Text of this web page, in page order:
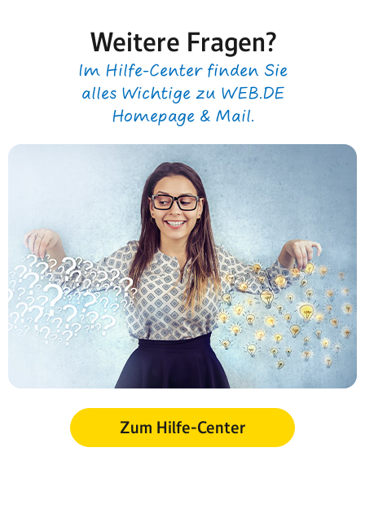
Weitere Fragen?
Im Hilfe-Center finden Sie
alles Wichtige zu WEB.DE
Homepage & Mail.
Zum Hilfe-Center